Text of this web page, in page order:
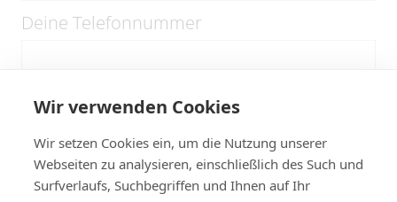
Wir verwenden Cookies
Wir setzen Cookies ein, um die Nutzung unserer
Webseiten zu analysieren, einschließlich des Such und
Surfverlaufs, Suchbegriffen und Ihnen auf Ihr
Deine Telefonnummer
Deine E-Mail-Adresse
Wer ist dein Notfallkontakt